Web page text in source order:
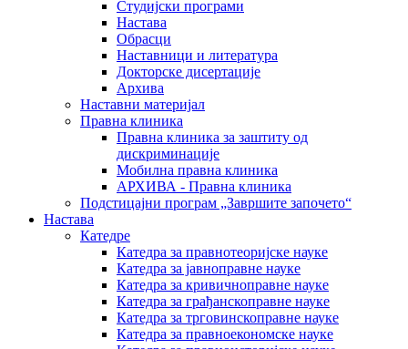
Студијски програми
Настава
Обрасци
Наставници и литература
Докторске дисертације
Архива
Наставни материјал
Правна клиника
Правна клиника за заштиту од
дискриминације
Мобилна правна клиника
АРХИВА - Правна клиника
Подстицајни програм „Завршите започето“
Настава
Катедре
Катедра за правнотеоријске науке
Катедра за јавноправне науке
Катедра за кривичноправне науке
Катедра за грађанскоправне науке
Катедра за трговинскоправне науке
Катедра за правноекономске науке